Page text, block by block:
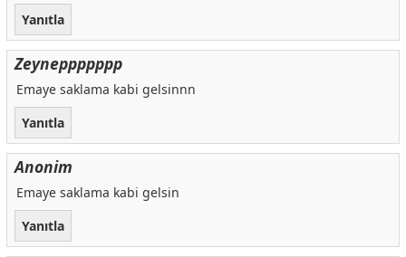
Yanıtla
Zeyneppppppp
Emaye saklama kabi gelsinnn
Yanıtla
Anonim
Emaye saklama kabi gelsin
Yanıtla